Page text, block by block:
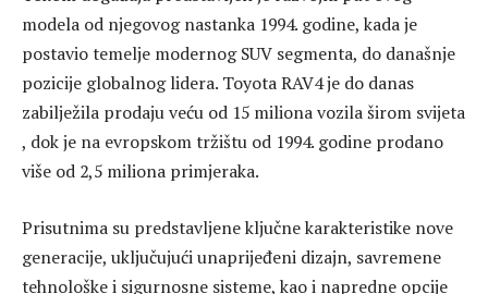
modela od njegovog nastanka 1994. godine, kada je
postavio temelje modernog SUV segmenta, do današnje
pozicije globalnog lidera. Toyota RAV4 je do danas
zabilježila prodaju veću od 15 miliona vozila širom svijeta
, dok je na evropskom tržištu od 1994. godine prodano
više od 2,5 miliona primjeraka.
Prisutnima su predstavljene ključne karakteristike nove
generacije, uključujući unaprijeđeni dizajn, savremene
tehnološke i sigurnosne sisteme, kao i napredne opcije